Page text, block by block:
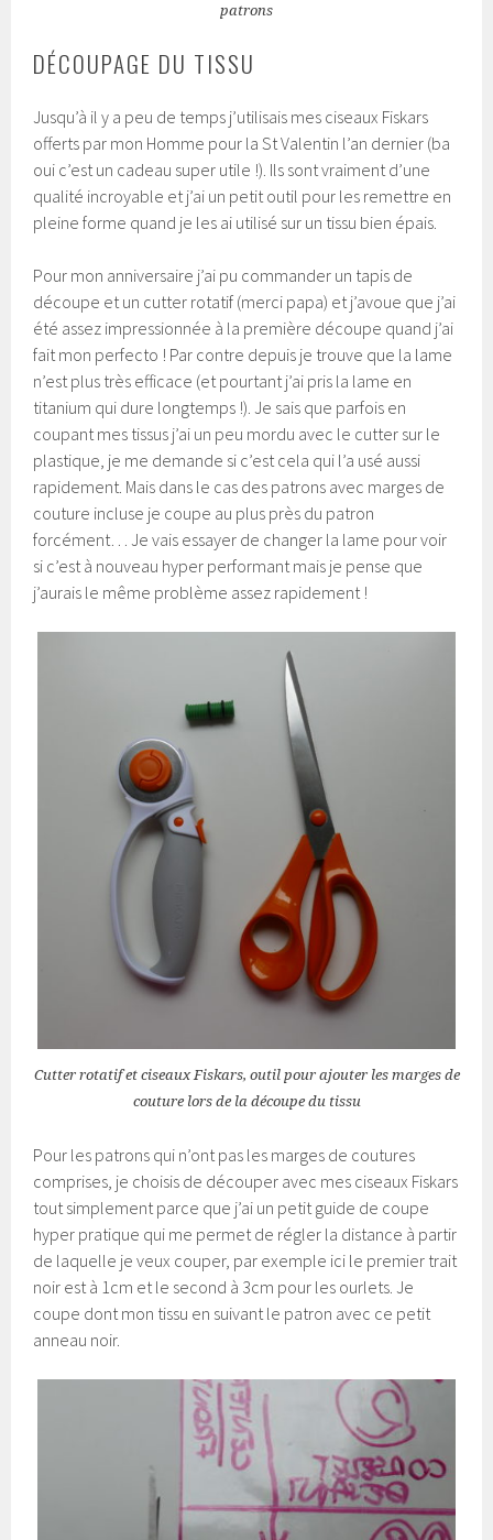
patrons
DÉCOUPAGE DU TISSU
Jusqu’à il y a peu de temps j’utilisais mes ciseaux Fiskars
offerts par mon Homme pour la St Valentin l’an dernier (ba
oui c’est un cadeau super utile !). Ils sont vraiment d’une
qualité incroyable et j’ai un petit outil pour les remettre en
pleine forme quand je les ai utilisé sur un tissu bien épais.
Pour mon anniversaire j’ai pu commander un tapis de
découpe et un cutter rotatif (merci papa) et j’avoue que j’ai
été assez impressionnée à la première découpe quand j’ai
fait mon perfecto ! Par contre depuis je trouve que la lame
n’est plus très efficace (et pourtant j’ai pris la lame en
titanium qui dure longtemps !). Je sais que parfois en
coupant mes tissus j’ai un peu mordu avec le cutter sur le
plastique, je me demande si c’est cela qui l’a usé aussi
rapidement. Mais dans le cas des patrons avec marges de
couture incluse je coupe au plus près du patron
forcément… Je vais essayer de changer la lame pour voir
si c’est à nouveau hyper performant mais je pense que
j’aurais le même problème assez rapidement !
Cutter rotatif et ciseaux Fiskars, outil pour ajouter les marges de
couture lors de la découpe du tissu
Pour les patrons qui n’ont pas les marges de coutures
comprises, je choisis de découper avec mes ciseaux Fiskars
tout simplement parce que j’ai un petit guide de coupe
hyper pratique qui me permet de régler la distance à partir
de laquelle je veux couper, par exemple ici le premier trait
noir est à 1cm et le second à 3cm pour les ourlets. Je
coupe dont mon tissu en suivant le patron avec ce petit
anneau noir.